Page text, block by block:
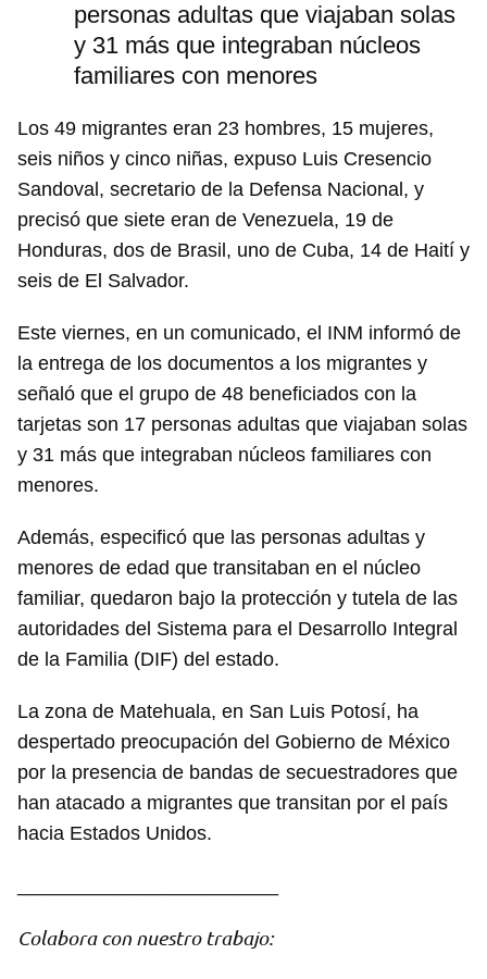
Para poder guardar como favorito, primero has de
iniciar sesión con tu cuenta de 14ymedio.
INICIAR SESIÓN CANCELAR
personas adultas que viajaban solas
y 31 más que integraban núcleos
familiares con menores
Los 49 migrantes eran 23 hombres, 15 mujeres,
seis niños y cinco niñas, expuso Luis Cresencio
Sandoval, secretario de la Defensa Nacional, y
precisó que siete eran de Venezuela, 19 de
Honduras, dos de Brasil, uno de Cuba, 14 de Haití y
seis de El Salvador.
Este viernes, en un comunicado, el INM informó de
la entrega de los documentos a los migrantes y
señaló que el grupo de 48 beneficiados con la
tarjetas son 17 personas adultas que viajaban solas
y 31 más que integraban núcleos familiares con
menores.
Además, especificó que las personas adultas y
menores de edad que transitaban en el núcleo
familiar, quedaron bajo la protección y tutela de las
autoridades del Sistema para el Desarrollo Integral
de la Familia (DIF) del estado.
La zona de Matehuala, en San Luis Potosí, ha
despertado preocupación del Gobierno de México
por la presencia de bandas de secuestradores que
han atacado a migrantes que transitan por el país
hacia Estados Unidos.
Colabora con nuestro trabajo: